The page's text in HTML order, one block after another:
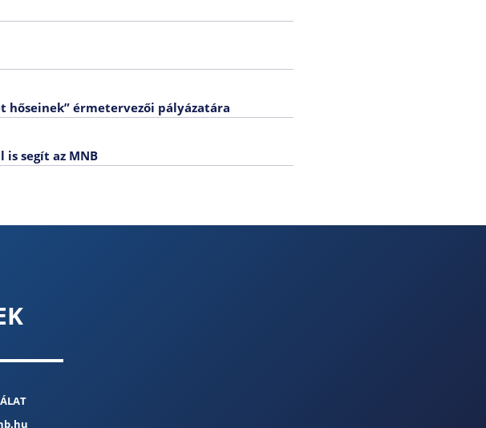
hőseinek” érmetervezői pályázatára
segít az MNB